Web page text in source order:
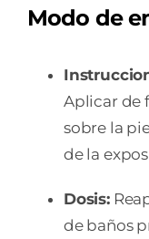
Modo de
Aplicar de
sobre la
de la
Dosis:
de baños